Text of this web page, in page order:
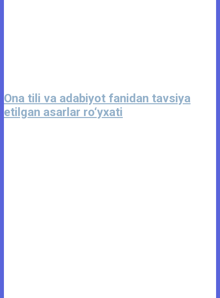
Ona tili va adabiyot fanidan tavsiya
etilgan asarlar ro‘yxati